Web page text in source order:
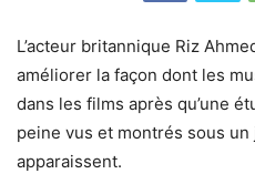
L’acteur britannique Riz
améliorer la façon dont les
dans les films après qu’une
peine vus et montrés sous un
apparaissent.